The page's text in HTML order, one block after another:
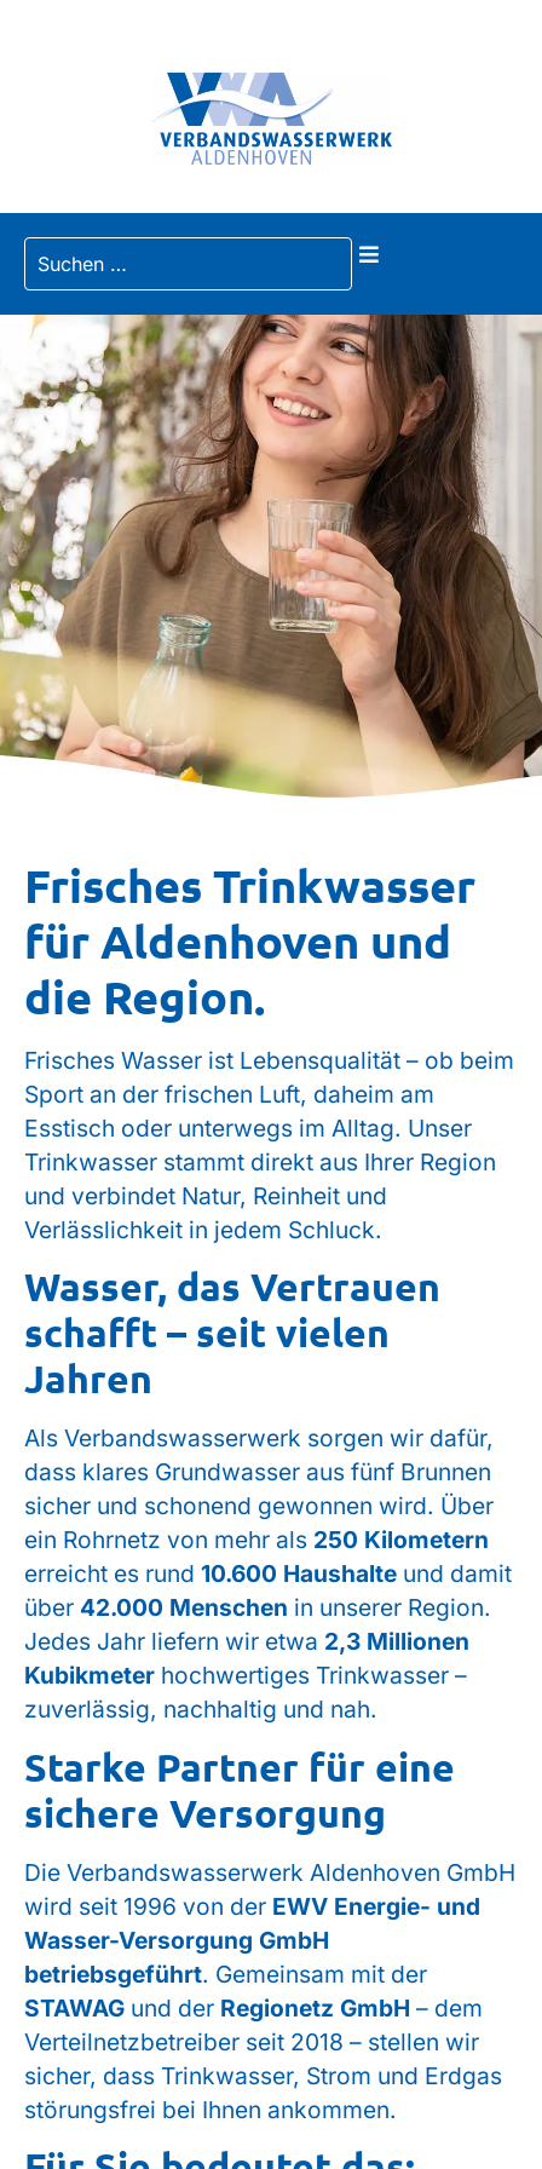
Zur Navigation
Zum Inhalt
Frisches Trinkwasser
für Aldenhoven und
die Region.
Frisches Wasser ist Lebensqualität – ob beim
Sport an der frischen Luft, daheim am
Esstisch oder unterwegs im Alltag. Unser
Trinkwasser stammt direkt aus Ihrer Region
und verbindet Natur, Reinheit und
Verlässlichkeit in jedem Schluck.
Wasser, das Vertrauen
schafft – seit vielen
Jahren
Als Verbandswasserwerk sorgen wir dafür,
dass klares Grundwasser aus fünf Brunnen
sicher und schonend gewonnen wird. Über
ein Rohrnetz von mehr als 250 Kilometern
erreicht es rund 10.600 Haushalte und damit
über 42.000 Menschen in unserer Region.
Jedes Jahr liefern wir etwa 2,3 Millionen
Kubikmeter hochwertiges Trinkwasser –
zuverlässig, nachhaltig und nah.
Starke Partner für eine
sichere Versorgung
Die Verbandswasserwerk Aldenhoven GmbH
wird seit 1996 von der EWV Energie- und
Wasser-Versorgung GmbH
betriebsgeführt. Gemeinsam mit der
STAWAG und der Regionetz GmbH – dem
Verteilnetzbetreiber seit 2018 – stellen wir
sicher, dass Trinkwasser, Strom und Erdgas
störungsfrei bei Ihnen ankommen.